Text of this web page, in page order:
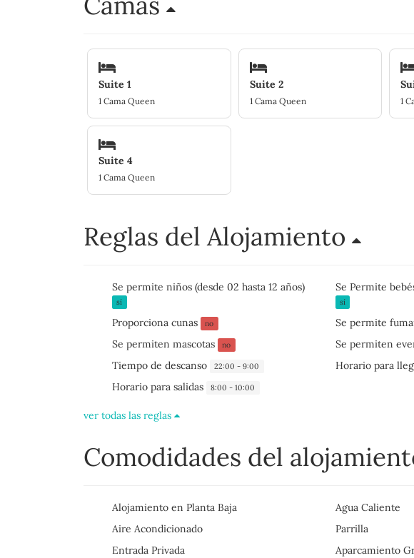
Suite 1
1 Cama Queen
Suite 2
1 Cama Queen 1
Suite 4
1 Cama Queen
Reglas del Alojamiento
Se permite niños (desde 02 hasta 12 años)
sí
Se Permite
sí
Proporciona cunas no Se permite
Se permiten mascotas no Se permiten
Tiempo de descanso 22:00 - 9:00 Horario para
Horario para salidas 8:00 - 10:00
ver todas las reglas
Comodidades del
Alojamiento en Planta Baja
Agua Caliente
Aire Acondicionado
Parrilla
Entrada Privada
Aparcamiento